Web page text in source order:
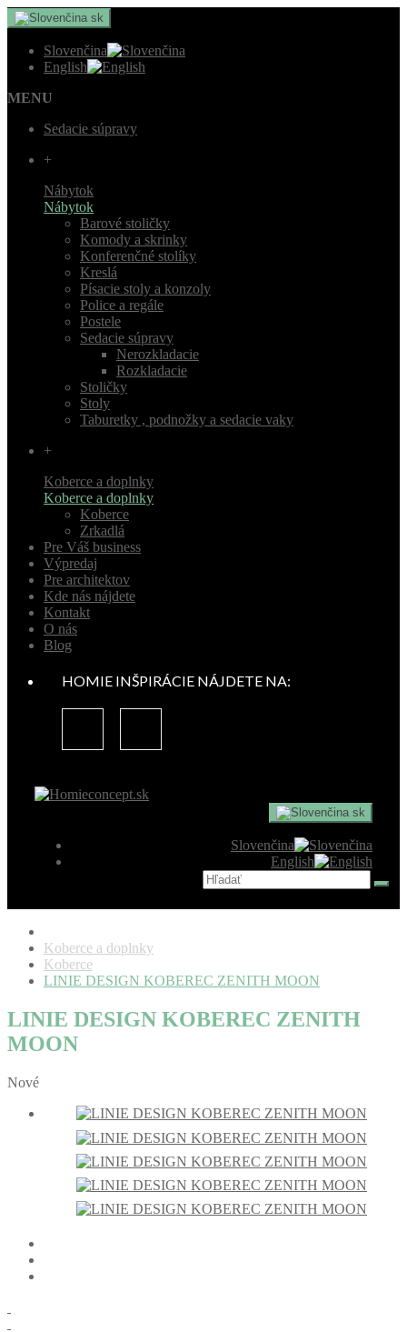
sk
Slovenčina
English
MENU
Sedacie súpravy
+
Nábytok
Nábytok
Barové stoličky
Komody a skrinky
Konferenčné stolíky
Kreslá
Písacie stoly a konzoly
Police a regále
Postele
Sedacie súpravy
Nerozkladacie
Rozkladacie
Stoličky
Stoly
Taburetky , podnožky a sedacie vaky
+
Koberce a doplnky
Koberce a doplnky
Koberce
Zrkadlá
Pre Váš business
Výpredaj
Pre architektov
Kde nás nájdete
Kontakt
O nás
Blog
HOMIE INŠPIRÁCIE NÁJDETE NA:
sk
Slovenčina
English
Koberce a doplnky
Koberce
LINIE DESIGN KOBEREC ZENITH MOON
LINIE DESIGN KOBEREC ZENITH
MOON
Nové